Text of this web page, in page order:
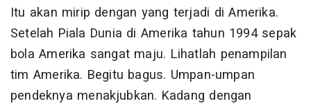
Itu akan mirip dengan yang terjadi di Amerika.
Setelah Piala Dunia di Amerika tahun 1994 sepak
bola Amerika sangat maju. Lihatlah penampilan
tim Amerika. Begitu bagus. Umpan-umpan
pendeknya menakjubkan. Kadang dengan